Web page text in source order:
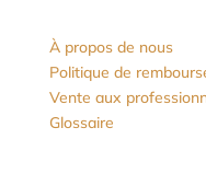
À propos de nous
Politique de
Vente aux
Glossaire